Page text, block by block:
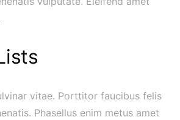
vitae. Porttitor faucibus felis
Phasellus enim metus amet